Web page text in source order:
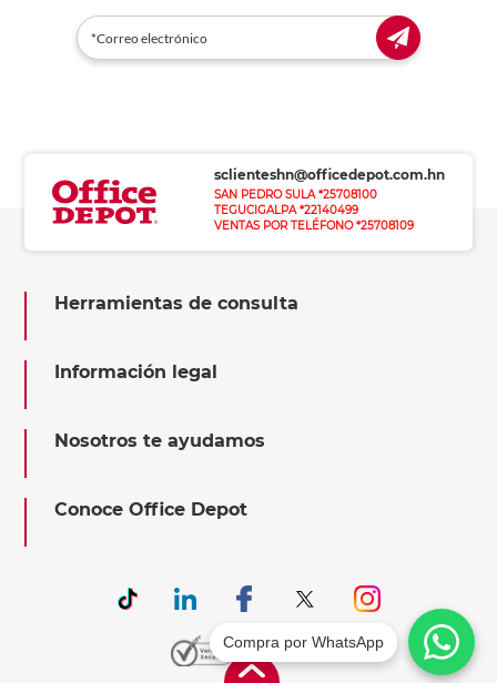
sclienteshn@officedepot.com.hn
SAN PEDRO SULA *25708100
TEGUCIGALPA *22140499
VENTAS POR TELÉFONO *25708109
Herramientas de consulta
Información legal
Nosotros te ayudamos
Conoce Office Depot
Compra por WhatsApp